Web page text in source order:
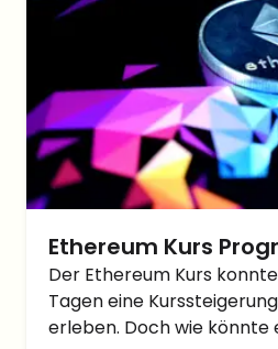
Ethereum Kurs
40% Anstieg nun
Der Ethereum Kurs
Tagen eine
erleben. Doch wie könnte